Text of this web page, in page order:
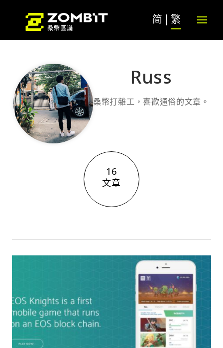
简 繁
Russ
桑幣打雜工，喜歡通俗的文章。
16
文章